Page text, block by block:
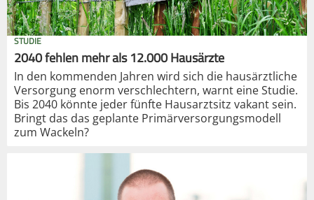
STUDIE
2040 fehlen mehr als 12.000 Hausärzte
In den kommenden Jahren wird sich die hausärztliche
Versorgung enorm verschlechtern, warnt eine Studie.
Bis 2040 könnte jeder fünfte Hausarztsitz vakant sein.
Bringt das das geplante Primärversorgungsmodell
zum Wackeln?